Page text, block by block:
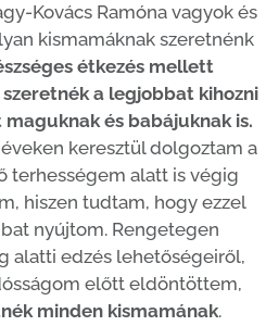
Kovács Ramóna vagyok és
kismamáknak szeretnénk
étkezés mellett
a legjobbat kihozni
és babájuknak is.
keresztül dolgoztam a
terhességem alatt is végig
hiszen tudtam, hogy ezzel
nyújtom. Rengetegen
alatti edzés lehetőségeiről,
előtt eldöntöttem,
minden kismamának.